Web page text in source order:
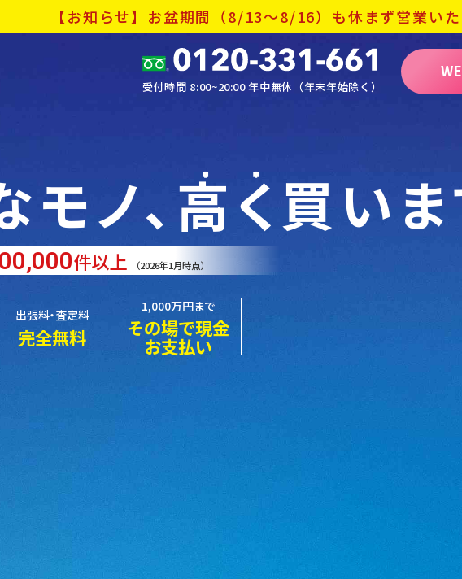
【お知らせ】お盆期間（8/13～8/16） も休まず営業い
受付時間 8:00~20:00 年中無休（年末年始除く）
ノ、 高く買いま
件以上 （2026年1月時点）
出張料・査定料
完全無料
1,000万円まで
その場で現金
お支払い